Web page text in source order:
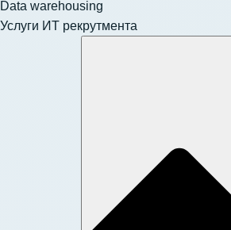
Data warehousing
Услуги ИТ рекрутмента